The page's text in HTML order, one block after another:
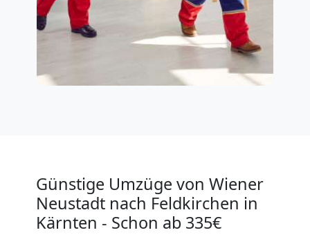
Günstige Umzüge von Wiener
Neustadt nach Feldkirchen in
Kärnten - Schon ab 335€